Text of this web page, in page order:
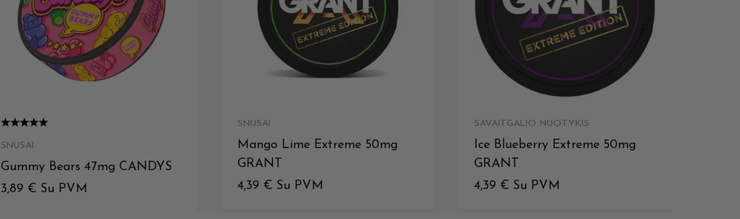
SNUSAI
Gummy Bears 47mg CANDYS
3,89 € Su PVM
SNUSAI
Mango Lime Extreme 50mg
GRANT
4,39 € Su PVM
SAVAITGALIO NUOTYKIS
Ice Blueberry Extreme 50mg
GRANT
4,39 € Su PVM